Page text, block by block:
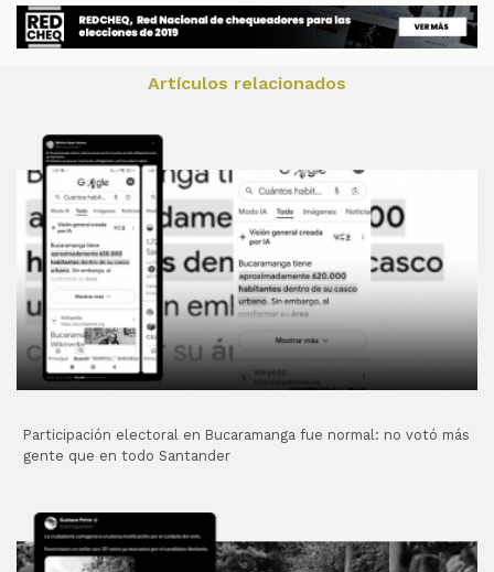
Artículos relacionados
Participación electoral en Bucaramanga fue normal: no votó más
gente que en todo Santander